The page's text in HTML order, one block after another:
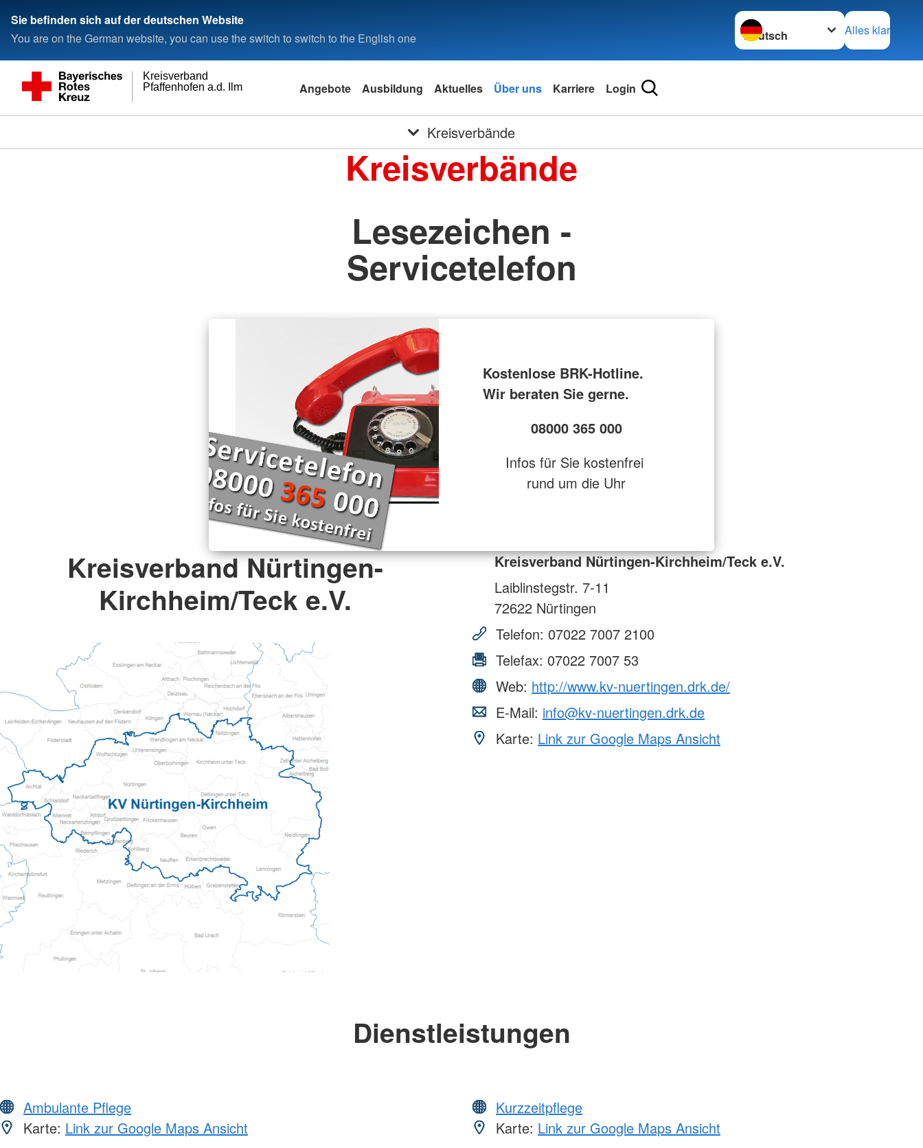
Sie befinden sich auf der deutschen Website
You are on the German website, you can use the switch to switch to the English one
Sprache wechseln zu
Alles klar
Pfaffenhofen a.d. Ilm
Kreisverband
Angebote Ausbildung Aktuelles Über uns Karriere Login
Kreisverbände
Kreisverbände
Lesezeichen -
Servicetelefon
Kostenlose BRK-Hotline.
Wir beraten Sie gerne.
08000 365 000
Infos für Sie kostenfrei
rund um die Uhr
Kreisverband Nürtingen-
Kirchheim/Teck e.V.
Kreisverband Nürtingen-Kirchheim/Teck e.V.
Laiblinstegstr. 7-11
72622 Nürtingen
Telefon: 07022 7007 2100
Telefax: 07022 7007 53
Web: http://www.kv-nuertingen.drk.de/
E-Mail: info@kv-nuertingen.drk.de
Karte: Link zur Google Maps Ansicht
Dienstleistungen
Ambulante Pflege
Karte: Link zur Google Maps Ansicht
Kurzzeitpflege
Karte: Link zur Google Maps Ansicht